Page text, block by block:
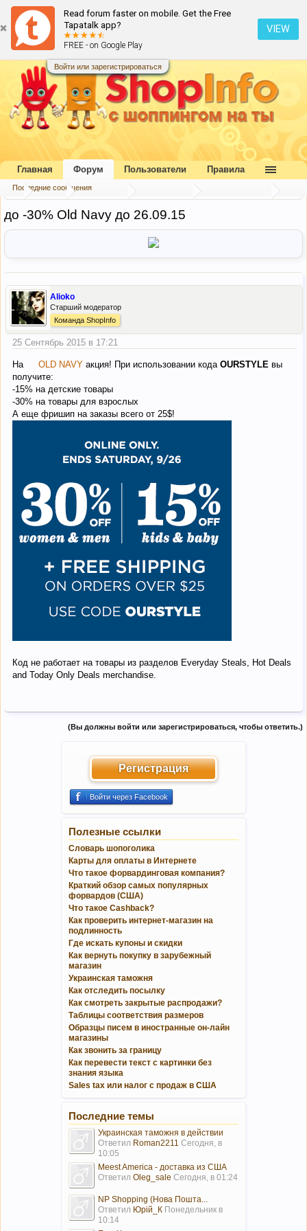
Read forum faster on mobile. Get the Free
Tapatalk app?
FREE - on Google Play
VIEW
Войти или зарегистрироваться
... Форум Наш форум
до -30% Old Navy до 26.09.15
Alioko
Старший модератор
Команда ShopInfo
25 Сентябрь 2015 в 17:21
На OLD NAVY акция! При использовании кода OURSTYLE вы
получите:
-15% на детские товары
-30% на товары для взрослых
А еще фришип на заказы всего от 25$!
Код не работает на товары из разделов Everyday Steals, Hot Deals
and Today Only Deals merchandise.
(Вы должны войти или зарегистрироваться, чтобы ответить.)
Регистрация
Войти через Facebook
Полезные ссылки
Словарь шопоголика
Карты для оплаты в Интернете
Что такое форвардинговая компания?
Краткий обзор самых популярных
форвардов (США)
Что такое Cashback?
Как проверить интернет-магазин на
подлинность
Где искать купоны и скидки
Как вернуть покупку в зарубежный
магазин
Украинская таможня
Как отследить посылку
Как смотреть закрытые распродажи?
Таблицы соответствия размеров
Образцы писем в иностранные он-лайн
магазины
Как звонить за границу
Как перевести текст с картинки без
знания языка
Sales tax или налог с продаж в США
Последние темы
Украинская таможня в действии
Ответил Roman2211 Сегодня, в
10:05
Meest America - доставка из США
Ответил Oleg_sale Сегодня, в 01:24
NP Shopping (Нова Пошта...
Ответил Юрій_К Понедельник в
10:14
Главная Форум
Последние сообщения
Пользователи Правила